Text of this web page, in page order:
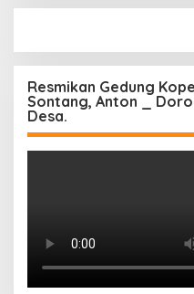
Resmikan Gedung
Sontang, Anton _
Desa.